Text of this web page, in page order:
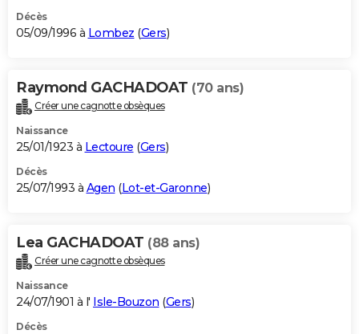
Décès
05/09/1996 à Lombez (Gers)
Raymond GACHADOAT (70 ans)
Créer une cagnotte obsèques
Naissance
25/01/1923 à Lectoure (Gers)
Décès
25/07/1993 à Agen (Lot-et-Garonne)
Lea GACHADOAT (88 ans)
Créer une cagnotte obsèques
Naissance
24/07/1901 à l' Isle-Bouzon (Gers)
Décès